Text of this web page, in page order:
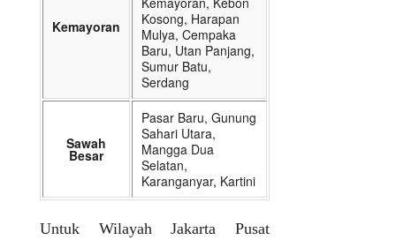
Kemayoran
Kosong, Harapan
Mulya, Cempaka
Baru, Utan Panjang,
Sumur Batu,
Serdang
Sawah
Besar
Pasar Baru, Gunung
Sahari Utara,
Mangga Dua
Selatan,
Karanganyar, Kartini
Untuk Wilayah Jakarta Pusat